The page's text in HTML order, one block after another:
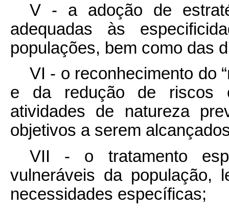
V - a adoção de
adequadas às
populações, bem como das
VI - o reconhecimento do
e da redução de riscos
atividades de natureza
objetivos a serem
VII - o tratamento
vulneráveis da população,
necessidades específicas;